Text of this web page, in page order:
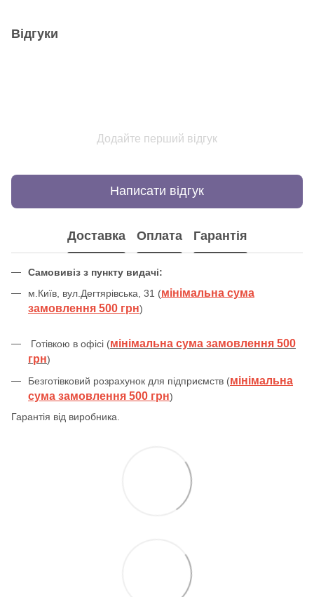
Відгуки
Додайте перший відгук
Написати відгук
Доставка Оплата Гарантія
Самовивіз з пункту видачі:
м.Київ, вул.Дегтярівська, 31 (мінімальна сума
замовлення 500 грн)
Готівкою в офісі (мінімальна сума замовлення 500
грн)
Безготівковий розрахунок для підприємств (мінімальна
сума замовлення 500 грн)
Гарантія від виробника.